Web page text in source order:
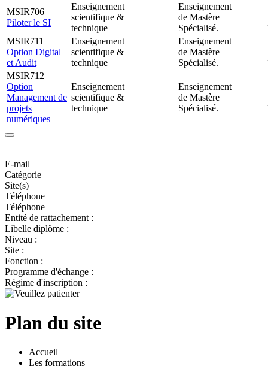
MSIR706
Piloter le SI
Enseignement
scientifique &
technique
Enseignement
de Mastère
Spécialisé.
MSIR711
Option Digital
et Audit
Enseignement
scientifique &
technique
Enseignement
de Mastère
Spécialisé.
MSIR712
Option
Management de
projets
numériques
Enseignement
scientifique &
technique
Enseignement
de Mastère
Spécialisé.
E-mail
Catégorie
Site(s)
Téléphone
Téléphone
Entité de rattachement :
Libelle diplôme :
Niveau :
Site :
Fonction :
Programme d'échange :
Régime d'inscription :
Plan du site
Accueil
Les formations